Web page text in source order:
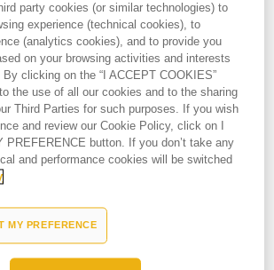
party cookies (or similar technologies) to
experience (technical cookies), to
(analytics cookies), and to provide you
on your browsing activities and interests
clicking on the “I ACCEPT COOKIES”
the use of all our cookies and to the sharing
Third Parties for such purposes. If you wish
and review our Cookie Policy, click on I
PREFERENCE button. If you don’t take any
and performance cookies will be switched
MY PREFERENCE